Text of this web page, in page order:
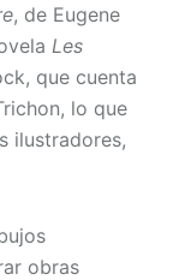
, de Eugene
Les
que cuenta
lo que
ilustradores,
obras